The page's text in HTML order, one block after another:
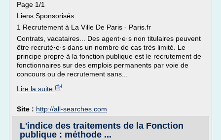
Page 1/1
Liens Sponsorisés
1 Recrutement à La Ville De Paris - Paris.fr
Contrats, vacataires... Des agent·e·s non titulaires peuvent
être recruté·e·s dans un nombre de cas très limité. Le
principe propre à la fonction publique est le recrutement de
fonctionnaires sur des emplois permanents par voie de
concours ou de recrutement sans...
Lire la suite
Site : http://all-searches.com
L'indice des traitements de la Fonction
publique : méthode ...